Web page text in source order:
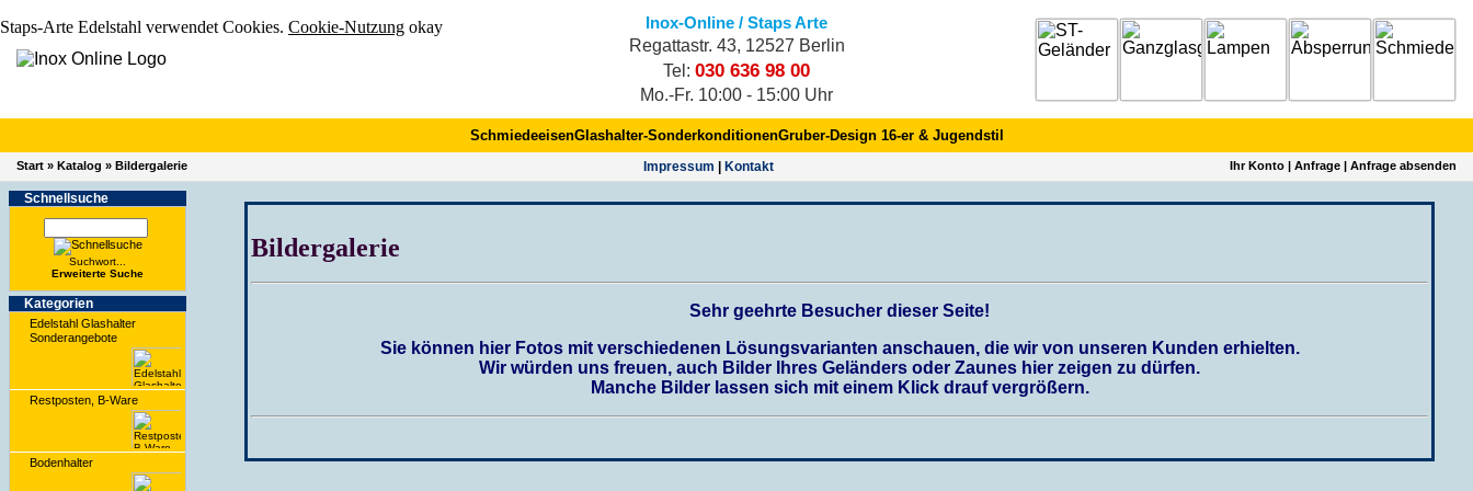
Staps-Arte Edelstahl verwendet Cookies. Cookie-Nutzung okay
Inox-Online / Staps Arte
Regattastr. 43, 12527 Berlin
Tel: 030 636 98 00
Mo.-Fr. 10:00 - 15:00 Uhr
SchmiedeeisenGlashalter-SonderkonditionenGruber-Design 16-er & Jugendstil
Start » Katalog » Bildergalerie Impres­sum Kontakt Ihr Konto | Anfrage | Anfrage absenden
Schnell­suche
Suchwort...
Erwei­terte Suche
Kate­gorien
Edelstahl Glashalter
Sonderangebote
Restposten, B-Ware
Bodenhalter
Bildergalerie
Sehr geehrte Besucher dieser Seite!
Sie können hier Fotos mit verschiedenen Lösungsvarianten anschauen, die wir von unseren Kunden erhielten.
Wir würden uns freuen, auch Bilder Ihres Geländers oder Zaunes hier zeigen zu dürfen.
Manche Bilder lassen sich mit einem Klick drauf vergrößern.